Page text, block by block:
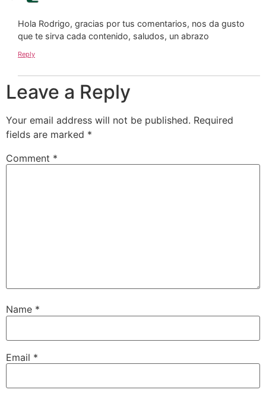
Hola Rodrigo, gracias por tus comentarios, nos da gusto
que te sirva cada contenido, saludos, un abrazo
Reply
Leave a Reply
Your email address will not be published. Required
fields are marked *
Comment *
Name *
Email *